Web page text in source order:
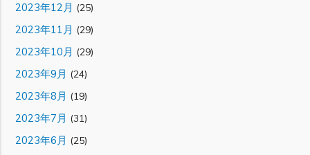
2023年12月 (25)
2023年11月 (29)
2023年10月 (29)
2023年9月 (24)
2023年8月 (19)
2023年7月 (31)
2023年6月 (25)